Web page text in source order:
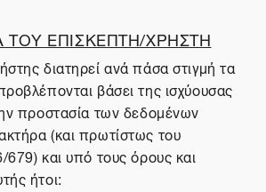
ΤΟΥ ΕΠΙΣΚΕΠΤΗ/ΧΡΗΣΤΗ
διατηρεί ανά πάσα στιγμή τα
βάσει της ισχύουσας
προστασία των δεδομένων
(και πρωτίστως του
και υπό τους όρους και
ήτοι: